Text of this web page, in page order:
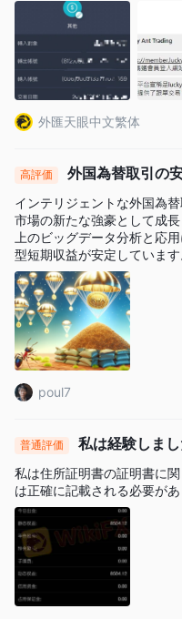
能力が制限されています。
教育リソースとツールがあり
ライアントがトレーディン
ついて情報を得たりするの
していません。教育資料や
ーダーまで、知識と戦略を
規制状況
Lucky Ant Tradingは規制の
Lucky Ant Tradingはア
ーク（FinCEN）によっ
同社は暗号通貨関連の活動
Crypto-Licenceを保持してい
31000262677236は、彼ら
に確認しています。
取引商品
Lucky Ant Tradingは、
およびCFDブローカーです。
外国為替市場では、EUR/
取引することができます。
レバレッジ（最大500倍）
特徴を誇っています。
また、
株式CFD取引
場企業のパフォーマンスに
デジタルアセットに興味が
外匯天眼中文繁体
高評価 外国為替取引の
インテリジェントな外国為
市場の新たな強豪として成
上のビッグデータ分析と応
型短期収益が安定しています
poul7
普通評価 私は経験しま
私は住所証明書の証明書に
は正確に記載される必要があ